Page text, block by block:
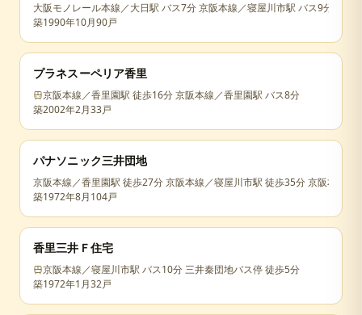
大阪モノレール本線／大日駅 バス7分 京阪本線／寝屋川市駅 バス9分 葛原
築1990年10月90戸
プラネスーペリア香里
京阪本線／香里園駅 徒歩16分 京阪本線／香里園駅 バス8分
築2002年2月33戸
パナソニック三井団地
京阪本線／香里園駅 徒歩27分 京阪本線／寝屋川市駅 徒歩35分 京阪本線／
築1972年8月104戸
香里三井Ｆ住宅
京阪本線／寝屋川市駅 バス10分 三井秦団地バス停 徒歩5分
築1972年1月32戸